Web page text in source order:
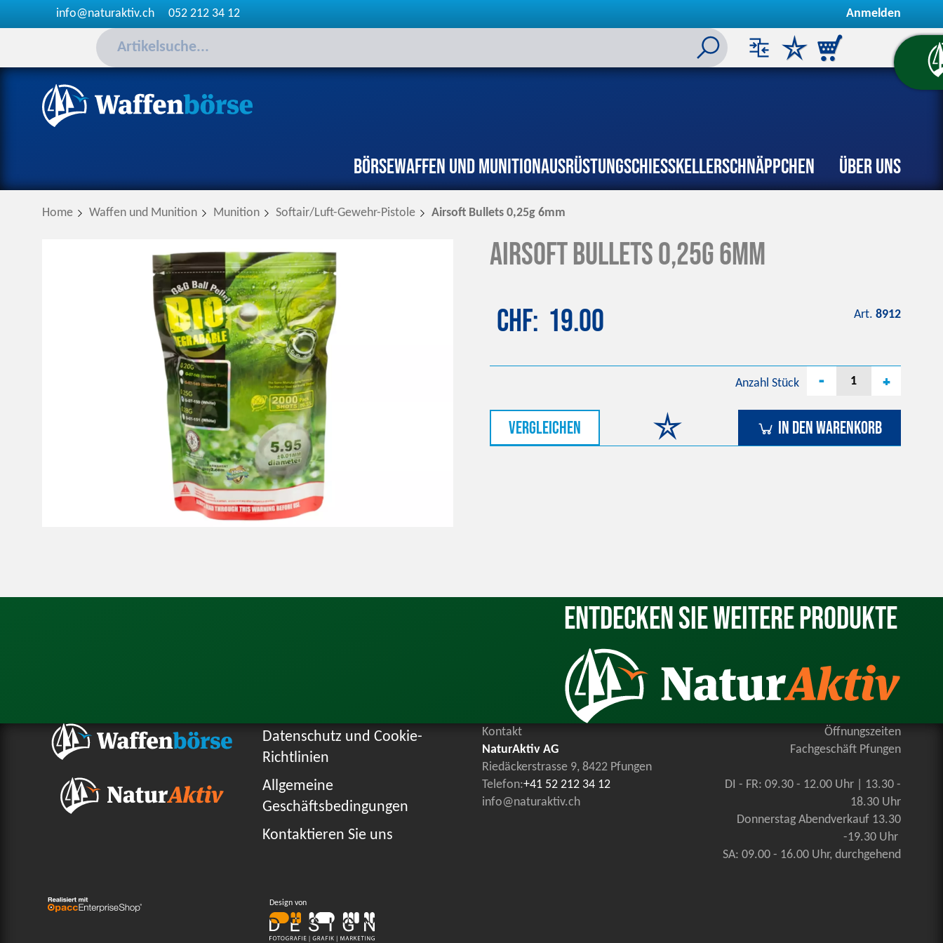
info@naturaktiv.ch 052 212 34 12 Anmelden
BörseWaffen und MunitionAusrüstungSchiesskellerSchnäppchen Über uns
Home Waffen und Munition Munition Softair/Luft-Gewehr-Pistole Airsoft Bullets 0,25g 6mm
Airsoft Bullets 0,25g 6mm
CHF 19.00 Art. 8912
vergleichen
Anzahl Stück - +
In den Warenkorb
Entdecken Sie weitere Produkte
Datenschutz und Cookie-
Richtlinien
Allgemeine
Geschäftsbedingungen
Kontaktieren Sie uns
Kontakt
NaturAktiv AG
Riedäckerstrasse 9, 8422 Pfungen
Telefon:+41 52 212 34 12
info@naturaktiv.ch
Öffnungszeiten
Fachgeschäft Pfungen
DI - FR: 09.30 - 12.00 Uhr | 13.30 -
18.30 Uhr
Donnerstag Abendverkauf 13.30
-19.30 Uhr
SA: 09.00 - 16.00 Uhr, durchgehend
Design von